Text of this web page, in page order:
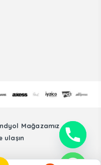
Mağazamız
ulaşın
Sanayi Ticaret Limited